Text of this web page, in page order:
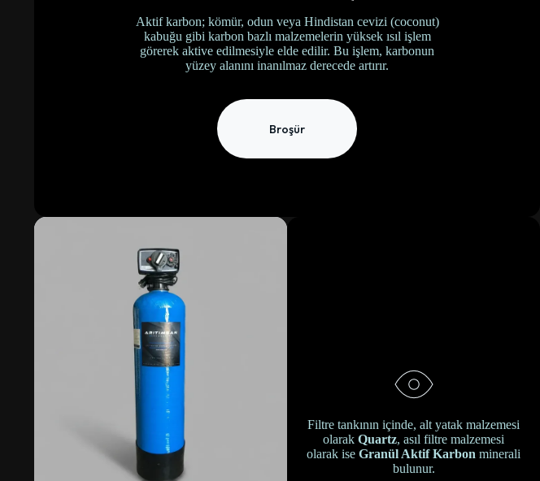
Aktif karbon; kömür, odun veya Hindistan cevizi (coconut)
kabuğu gibi karbon bazlı malzemelerin yüksek ısıl işlem
görerek aktive edilmesiyle elde edilir. Bu işlem, karbonun
yüzey alanını inanılmaz derecede artırır.
Broşür
Filtre tankının içinde, alt yatak malzemesi
olarak Quartz, asıl filtre malzemesi
olarak ise Granül Aktif Karbon minerali
bulunur.